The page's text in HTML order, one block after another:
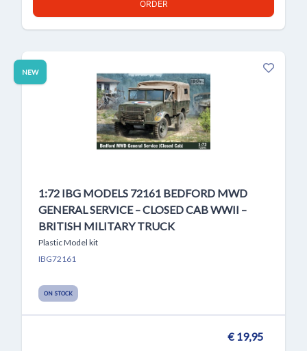
ORDER
NEW
1:72 IBG MODELS 72161 BEDFORD MWD
GENERAL SERVICE – CLOSED CAB WWII –
BRITISH MILITARY TRUCK
Plastic Model kit
IBG72161
ON STOCK
€ 19,95